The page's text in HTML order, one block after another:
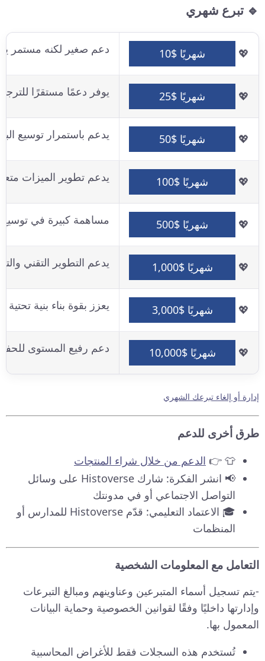
🔹 تبرع شهري
💖 شهريًا $10 دعم صغير لكنه مستمر
💖 شهريًا $25 يوفر دعمًا مستقرًا
💖 شهريًا $50 يدعم باستمرار توسيع
💖 شهريًا $100 يدعم تطوير الميزات
💖 شهريًا $500 مساهمة كبيرة في توسيع
💖 شهريًا $1,000 يدعم التطوير التقني
💖 شهريًا $3,000 يعزز بقوة بناء بنية تحتية
💖 شهريًا $10,000 دعم رفيع المستوى
إدارة أو إلغاء تبرعك الشهري
طرق أخرى للدعم
👕 👉 الدعم من خلال شراء المنتجات
📢 انشر الفكرة: شارك Histoverse على وسائل
التواصل الاجتماعي أو في مدونتك
🎓 الاعتماد التعليمي: قدّم Histoverse للمدارس أو
المنظمات
التعامل مع المعلومات الشخصية
-يتم تسجيل أسماء المتبرعين وعناوينهم ومبالغ التبرعات
وإدارتها داخليًا وفقًا لقوانين الخصوصية وحماية البيانات
المعمول بها.
تُستخدم هذه السجلات فقط للأغراض المحاسبية